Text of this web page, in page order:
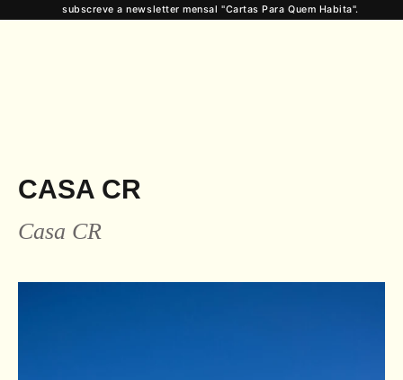
CASA CR
Casa CR
subscreve a newsletter mensal "Cartas Para Quem Habita".